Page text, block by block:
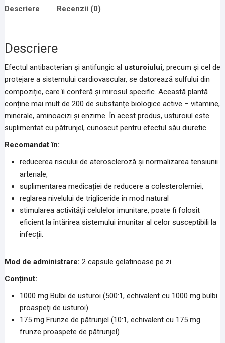
Descriere Recenzii (0)
Descriere
Efectul antibacterian și antifungic al usturoiului,precum și cel de
protejare a sistemului cardiovascular, se datorează sulfului din
compoziție, care îi conferă și mirosul specific. Această plantă
conține mai mult de 200 de substanțe biologice active – vitamine,
minerale, aminoacizi și enzime. În acest produs, usturoiul este
suplimentat cu pătrunjel, cunoscut pentru efectul său diuretic.
Recomandat în:
reducerea riscului de ateroscleroză și normalizarea tensiunii
arteriale,
suplimentarea medicației de reducere a colesterolemiei,
reglarea nivelului de trigliceride în mod natural
stimularea activității celulelor imunitare, poate fi folosit
eficient la întărirea sistemului imunitar al celor susceptibili la
infecții.
Mod de administrare: 2 capsule gelatinoase pe zi
Conținut:
1000 mg Bulbi de usturoi (500:1, echivalent cu 1000 mg bulbi
proaspeţi de usturoi)
175 mg Frunze de pătrunjel (10:1, echivalent cu 175 mg
frunze proaspete de pătrunjel)